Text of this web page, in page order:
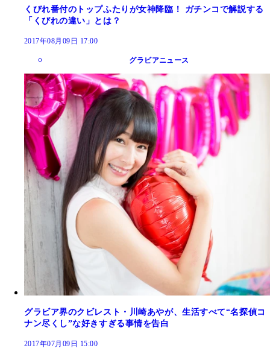
くびれ番付のトップふたりが女神降臨！ ガチンコで解説する
「くびれの違い」とは？
2017年08月09日 17:00
グラビアニュース
グラビア界のクビレスト・川崎あやが、生活すべて“名探偵コ
ナン尽くし”な好きすぎる事情を告白
2017年07月09日 15:00